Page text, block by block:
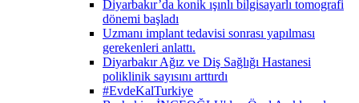
Diyarbakır’da konik ışınlı bilgisayarlı tomografi
dönemi başladı
Uzmanı implant tedavisi sonrası yapılması
gerekenleri anlattı.
Diyarbakır Ağız ve Diş Sağlığı Hastanesi
poliklinik sayısını arttırdı
#EvdeKalTurkiye